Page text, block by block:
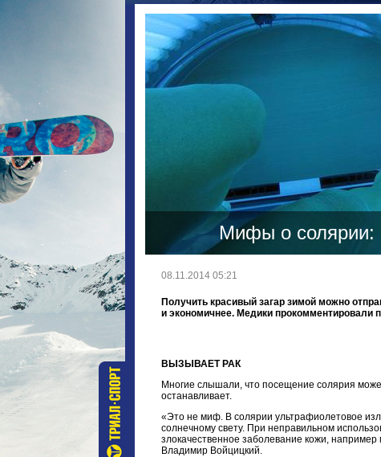
Мифы о солярии:
08.11.2014 05:21
Получить красивый загар зимой можно
и экономичнее. Медики прокомментировали
ВЫЗЫВАЕТ РАК
Многие слышали, что посещение солярия
останавливает.
«Это не миф. В солярии ультрафиолетовое
солнечному свету. При неправильном
злокачественное заболевание кожи,
Владимир Войцицкий.